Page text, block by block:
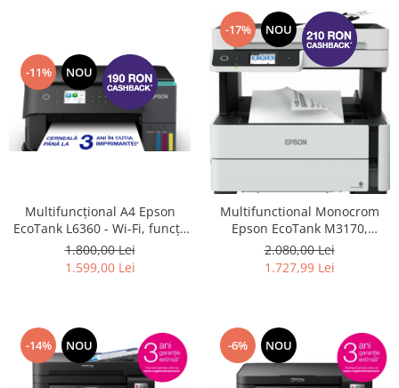
-11% NOU
Multifuncțional A4 Epson
EcoTank L6360 - Wi-Fi, funcții
de scanare, copiere și
imprimare față-verso.
(Inlocuieste imprimanta
1.800,00 Lei
1.599,00 Lei
-17% NOU
Multifunctional Monocrom
Epson EcoTank M3170,
Duplex, ADF, Retea, Wireless,
A4 #
2.080,00 Lei
1.727,99 Lei
-14% NOU -6% NOU